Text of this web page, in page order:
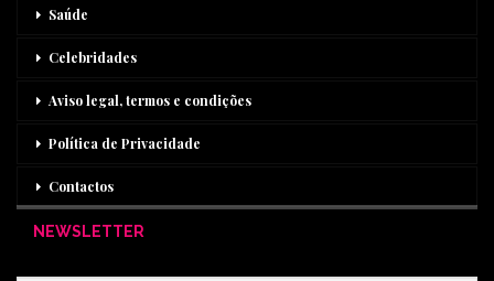
Saúde
Celebridades
Aviso legal, termos e condições
Política de Privacidade
Contactos
NEWSLETTER